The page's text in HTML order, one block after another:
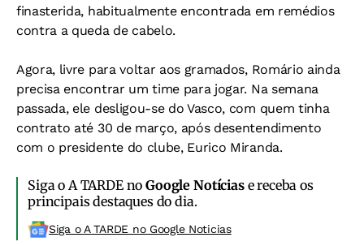
finasterida, habitualmente encontrada em remédios
contra a queda de cabelo.
Agora, livre para voltar aos gramados, Romário ainda
precisa encontrar um time para jogar. Na semana
passada, ele desligou-se do Vasco, com quem tinha
contrato até 30 de março, após desentendimento
com o presidente do clube, Eurico Miranda.
Siga o A TARDE noGoogle Notíciase receba os
principais destaques do dia.
Siga o A TARDE no Google Noticias